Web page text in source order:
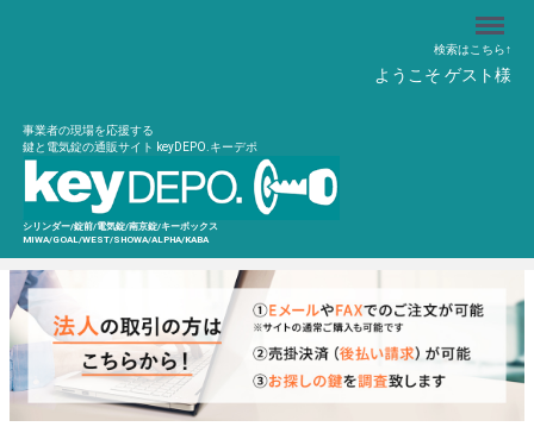
検索はこちら↑
ようこそ ゲスト様
事業者の現場を応援する
鍵と電気錠の通販サイト keyDEPO.キーデポ
シリンダー/錠前/電気錠/南京錠/キーボックス
MIWA/GOAL/WEST/SHOWA/ALPHA/KABA
Menu